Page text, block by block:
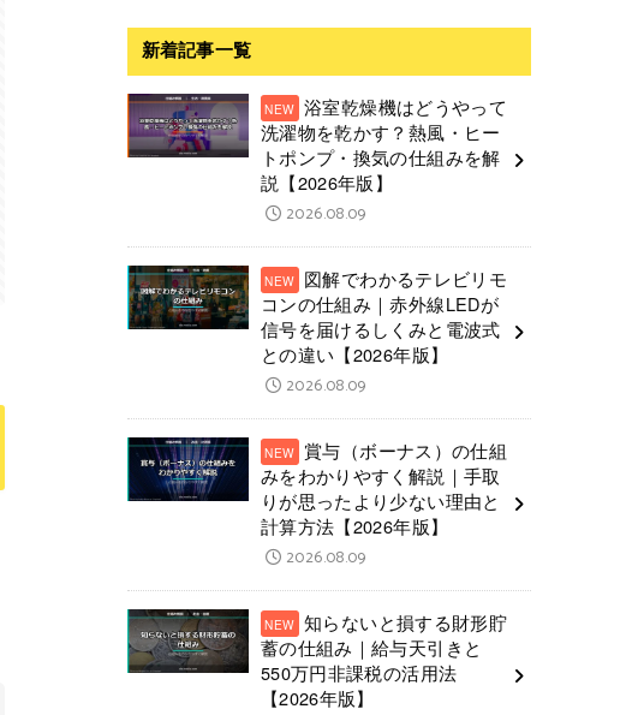
新着記事一覧
浴室乾燥機はどうやって
洗濯物を乾かす？熱風・ヒー
トポンプ・換気の仕組みを解
説【2026年版】
2026.08.09
図解でわかるテレビリモ
コンの仕組み｜赤外線LEDが
信号を届けるしくみと電波式
との違い【2026年版】
2026.08.09
賞与（ボーナス）の仕組
みをわかりやすく解説｜手取
りが思ったより少ない理由と
計算方法【2026年版】
2026.08.09
知らないと損する財形貯
蓄の仕組み｜給与天引きと
550万円非課税の活用法
【2026年版】